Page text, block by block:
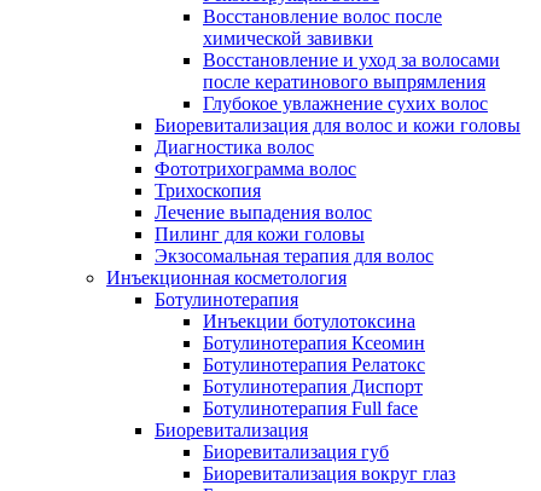
Восстановление волос после
химической завивки
Восстановление и уход за волосами
после кератинового выпрямления
Глубокое увлажнение сухих волос
Биоревитализация для волос и кожи головы
Диагностика волос
Фототрихограмма волос
Трихоскопия
Лечение выпадения волос
Пилинг для кожи головы
Экзосомальная терапия для волос
Инъекционная косметология
Ботулинотерапия
Инъекции ботулотоксина
Ботулинотерапия Ксеомин
Ботулинотерапия Релатокс
Ботулинотерапия Диспорт
Ботулинотерапия Full face
Биоревитализация
Биоревитализация губ
Биоревитализация вокруг глаз